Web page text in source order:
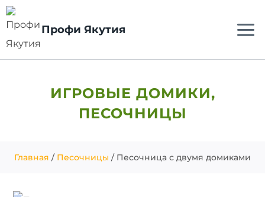
Профи Якутия
ИГРОВЫЕ ДОМИКИ,
ПЕСОЧНИЦЫ
Главная / Песочницы / Песочница с двумя домиками